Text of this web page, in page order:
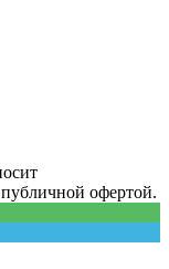
офертой.